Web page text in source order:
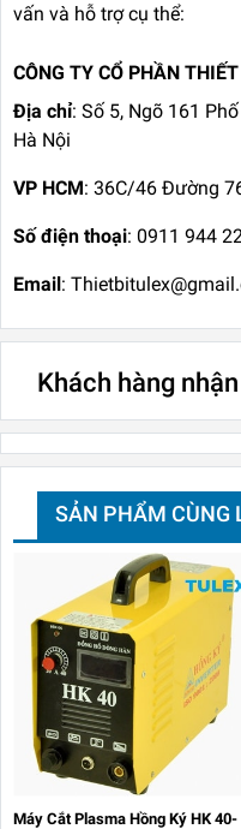
vấn và hỗ trợ cụ thể:
CÔNG TY CỔ PHẦN
Địa chỉ: Số 5, Ngõ 161
Hà Nội
VP HCM: 36C/46 Đường
Số điện thoại: 0911 944
Email:
Khách hàng
SẢN PHẨM CÙNG
Máy Cắt Plasma Hồng Ký HK 40-